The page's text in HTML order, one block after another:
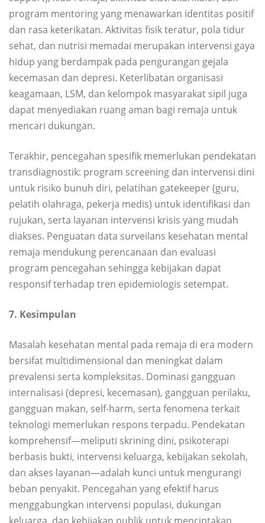
program mentoring yang menawarkan identitas positif
dan rasa keterikatan. Aktivitas fisik teratur, pola tidur
sehat, dan nutrisi memadai merupakan intervensi gaya
hidup yang berdampak pada pengurangan gejala
kecemasan dan depresi. Keterlibatan organisasi
keagamaan, LSM, dan kelompok masyarakat sipil juga
dapat menyediakan ruang aman bagi remaja untuk
mencari dukungan.
Terakhir, pencegahan spesifik memerlukan pendekatan
transdiagnostik: program screening dan intervensi dini
untuk risiko bunuh diri, pelatihan gatekeeper (guru,
pelatih olahraga, pekerja medis) untuk identifikasi dan
rujukan, serta layanan intervensi krisis yang mudah
diakses. Penguatan data surveilans kesehatan mental
remaja mendukung perencanaan dan evaluasi
program pencegahan sehingga kebijakan dapat
responsif terhadap tren epidemiologis setempat.
7. Kesimpulan
Masalah kesehatan mental pada remaja di era modern
bersifat multidimensional dan meningkat dalam
prevalensi serta kompleksitas. Dominasi gangguan
internalisasi (depresi, kecemasan), gangguan perilaku,
gangguan makan, self-harm, serta fenomena terkait
teknologi memerlukan respons terpadu. Pendekatan
komprehensif—meliputi skrining dini, psikoterapi
berbasis bukti, intervensi keluarga, kebijakan sekolah,
dan akses layanan—adalah kunci untuk mengurangi
beban penyakit. Pencegahan yang efektif harus
menggabungkan intervensi populasi, dukungan